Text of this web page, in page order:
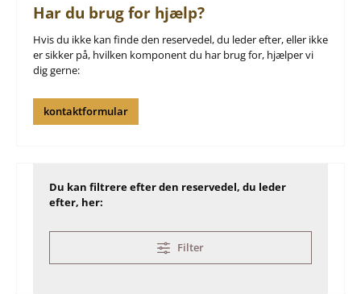
Har du brug for hjælp?
Hvis du ikke kan finde den reservedel, du leder efter, eller ikke
er sikker på, hvilken komponent du har brug for, hjælper vi
dig gerne:
kontaktformular
Du kan filtrere efter den reservedel, du leder
efter, her:
Filter